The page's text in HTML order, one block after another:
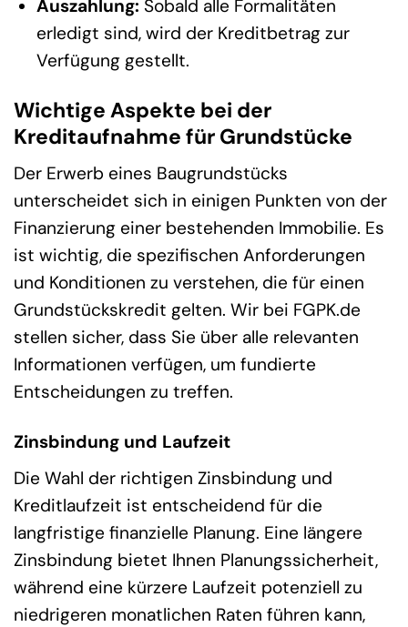
Auszahlung: Sobald alle Formalitäten
erledigt sind, wird der Kreditbetrag zur
Verfügung gestellt.
Wichtige Aspekte bei der
Kreditaufnahme für Grundstücke
Der Erwerb eines Baugrundstücks
unterscheidet sich in einigen Punkten von der
Finanzierung einer bestehenden Immobilie. Es
ist wichtig, die spezifischen Anforderungen
und Konditionen zu verstehen, die für einen
Grundstückskredit gelten. Wir bei FGPK.de
stellen sicher, dass Sie über alle relevanten
Informationen verfügen, um fundierte
Entscheidungen zu treffen.
Zinsbindung und Laufzeit
Die Wahl der richtigen Zinsbindung und
Kreditlaufzeit ist entscheidend für die
langfristige finanzielle Planung. Eine längere
Zinsbindung bietet Ihnen Planungssicherheit,
während eine kürzere Laufzeit potenziell zu
niedrigeren monatlichen Raten führen kann,